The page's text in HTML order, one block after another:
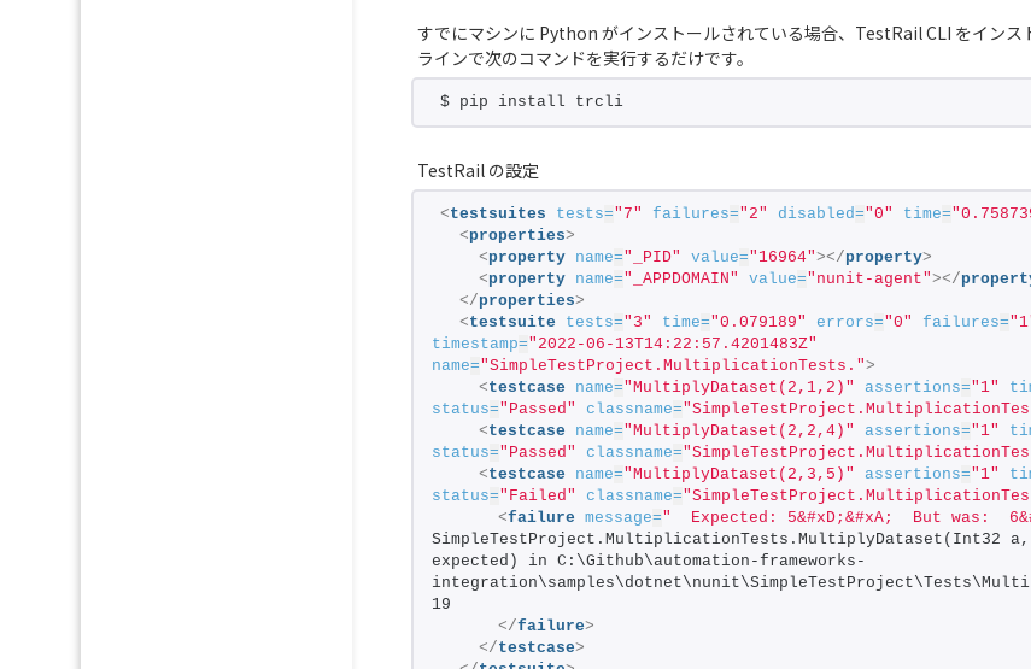
すでにマシンに Python がインストールされている場合、TestRail CLI をインス
ラインで次のコマンドを実行するだけです。
$ pip install trcli
TestRail の設定
<testsuites tests="7" failures="2" disabled="0" time=
<properties>
<property name="_PID" value="16964"></property>
<property name="_APPDOMAIN" value="nunit-agent"></
</properties>
<testsuite tests="3" time="0.079189" errors="0" failures=
timestamp="2022-06-13T14:22:57.4201483Z"
name="SimpleTestProject.MultiplicationTests.">
<testcase name="MultiplyDataset(2,1,2)" assertions="1"
status="Passed" classname=
<testcase name="MultiplyDataset(2,2,4)" assertions="1"
status="Passed" classname=
<testcase name="MultiplyDataset(2,3,5)" assertions="1"
status="Failed" classname=
<failure message="  Expected: 5&#xD;&#xA;  But was:
SimpleTestProject.MultiplicationTests.MultiplyDataset(Int32
expected) in C:\Github\automation-frameworks-
19
</failure>
</testcase>